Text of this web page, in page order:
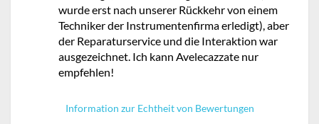
wurde erst nach unserer Rückkehr von einem
Techniker der Instrumentenfirma erledigt), aber
der Reparaturservice und die Interaktion war
ausgezeichnet. Ich kann Avelecazzate nur
empfehlen!
Information zur Echtheit von Bewertungen